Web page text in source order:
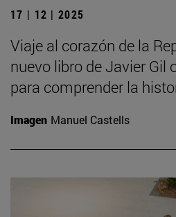
17 | 12 | 2025
Viaje al corazón de la
nuevo libro de Javier Gil
para comprender la
Imagen Manuel Castells